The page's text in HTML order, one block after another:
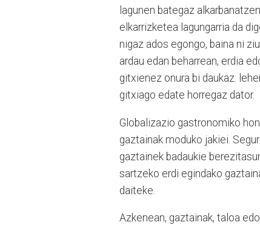
lagunen bategaz
elkarrizketea lagungarria da
nigaz ados egongo, baina ni
ardau edan beharrean, erdia
gitxienez onura bi daukaz:
gitxiago edate horregaz dator.
Globalizazio gastronomiko
gaztainak moduko jakiei.
gaztainek badaukie
sartzeko erdi egindako
daiteke.
Azkenean, gaztainak, taloa